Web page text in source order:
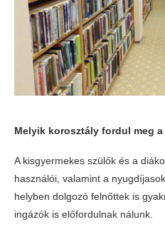
Melyik korosztály fordul meg
A kisgyermekes szülők és a
használói, valamint a
helyben dolgozó felnőttek is
ingázók is előfordulnak nálunk.